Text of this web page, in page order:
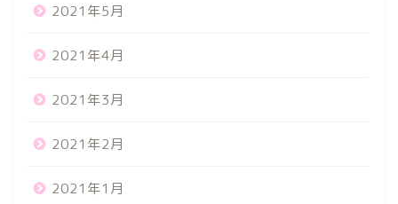
2021年5月
2021年4月
2021年3月
2021年2月
2021年1月